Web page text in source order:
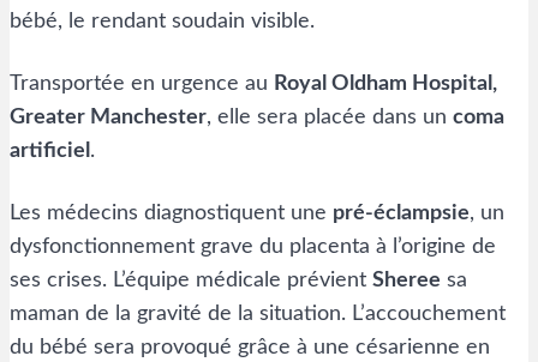
bébé, le rendant soudain visible.
Transportée en urgence au Royal Oldham Hospital,
Greater Manchester, elle sera placée dans un coma
artificiel .
Les médecins diagnostiquent une pré-éclampsie, un
dysfonctionnement grave du placenta à l’origine de
ses crises. L’équipe médicale prévient Sheree sa
maman de la gravité de la situation. L’accouchement
du bébé sera provoqué grâce à une césarienne en